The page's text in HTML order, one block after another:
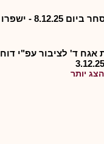
ישפר - פתיחת מסחר ביום 8.12.25 - ישפרו
אגח ד' לציבור עפ"י דוח
הצג יותר